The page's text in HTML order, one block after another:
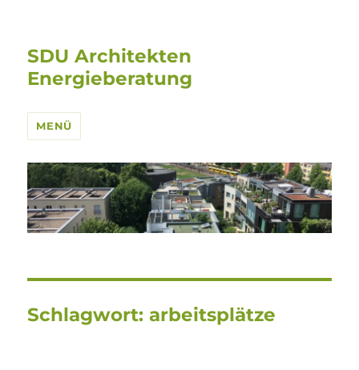
SDU Architekten
Energieberatung
MENÜ
Schlagwort:arbeitsplätze